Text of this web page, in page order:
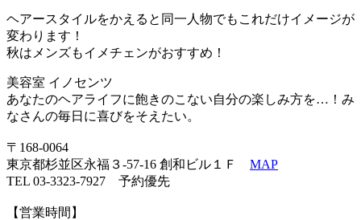
ヘアースタイルをかえると同一人物でもこれだけイメージが
変わります！
秋はメンズもイメチェンがおすすめ！
美容室 イノセンツ
あなたのヘアライフに飽きのこない自分の楽しみ方を…！み
なさんの毎日に喜びをそえたい。
〒168-0064
東京都杉並区永福３-57-16 創和ビル１Ｆ MAP
TEL 03-3323-7927 予約優先
【営業時間】